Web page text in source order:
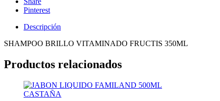
Pinterest
Descripción
SHAMPOO BRILLO VITAMINADO FRUCTIS 350ML
Productos relacionados